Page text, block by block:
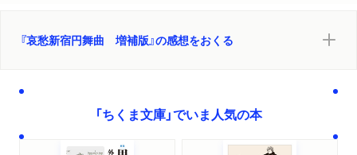
『哀愁新宿円舞曲 増補版』の感想をおくる
「ちくま文庫」でいま人気の本